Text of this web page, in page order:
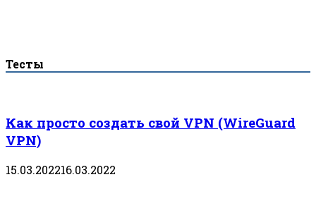
Тесты
Как просто создать свой VPN (WireGuard
VPN)
15.03.202216.03.2022